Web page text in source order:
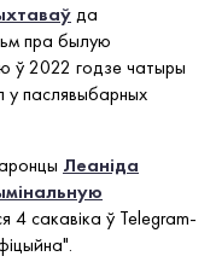
да
пра былую
ў 2022 годзе чатыры
у паслявыбарных
Леаніда
4 сакавіка ў Telegram-